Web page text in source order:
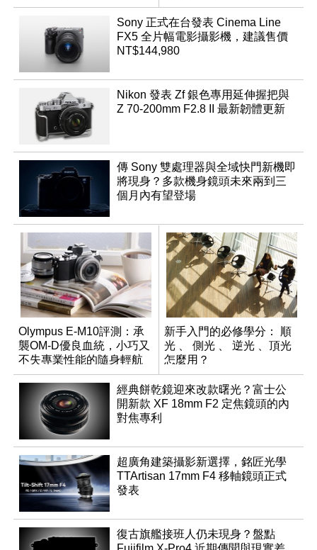
App「Atmos」登場
Sony 正式在台發表 Cinema Line
FX5 全片幅電影攝影機，建議售價
NT$144,980
Nikon 發表 Zf 銀色專用延伸握把與
Z 70-200mm F2.8 II 最新韌體更新
傳 Sony 雙處理器與全域快門新機即
將現身？多款機身鏡頭未來兩到三
個月內有望登場
Olympus E-M10評測：承
襲OM-D優良血統，小巧又
不失專業性能的隨身輕航
機
新手入門的必修學分： 順
光 、 側光 、 逆光 、頂光
怎麼用？
經典餅乾鏡迎來改款曙光？富士公
開新款 XF 18mm F2 定焦鏡頭的內
對焦專利
超廣角建築攝影新選擇，銘匠光學
TTArtisan 17mm F4 移軸鏡頭正式
發表
復古旗艦接班人仍未現身？盤點